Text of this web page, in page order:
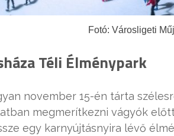
Fotó: Városligeti
Téli Élménypark
november 15-én tárta
megmerítkezni vágyók
egy karnyújtásnyira lévő